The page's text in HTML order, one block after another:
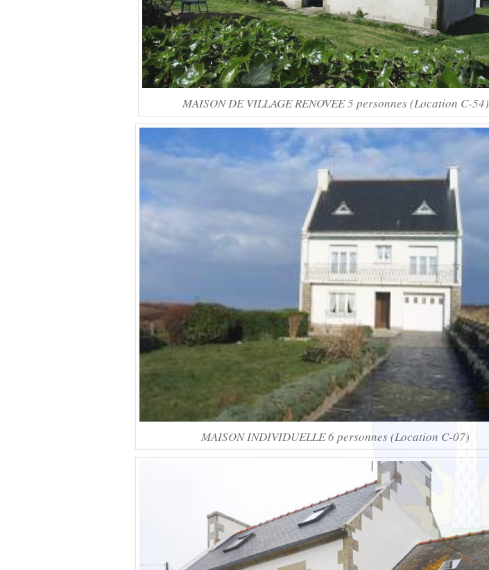
MAISON DE VILLAGE RENOVEE 5 personnes (Location C-54)
MAISON INDIVIDUELLE 6 personnes (Location C-07)